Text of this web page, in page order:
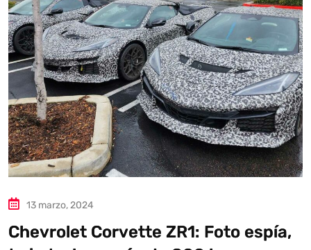
13 marzo, 2024
Chevrolet Corvette ZR1: Foto espía,